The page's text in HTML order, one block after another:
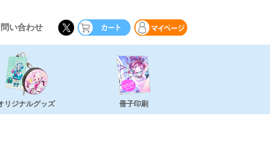
い合わせ
リジナルグッズ 冊子印刷